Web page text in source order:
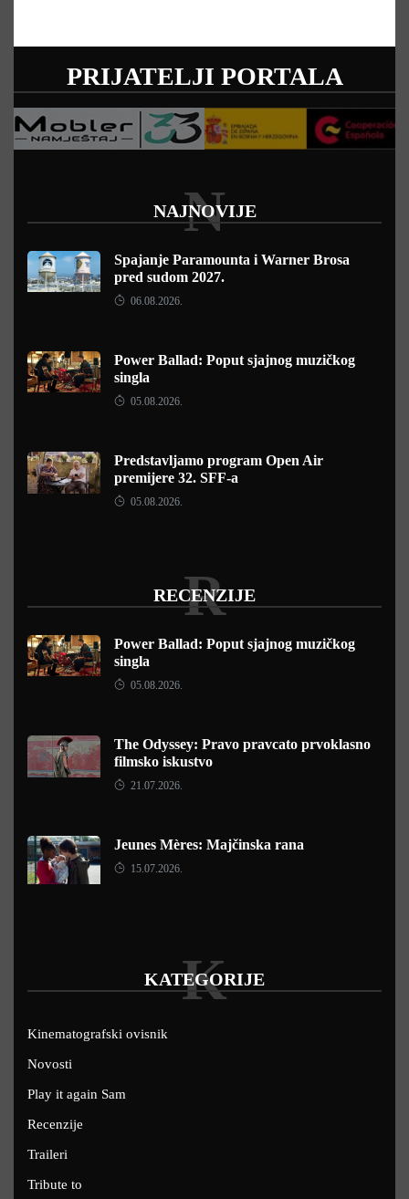
PRIJATELJI PORTALA
NAJNOVIJE
N
Spajanje Paramounta i Warner Brosa
pred sudom 2027.
06.08.2026.
Power Ballad: Poput sjajnog muzičkog
singla
05.08.2026.
Predstavljamo program Open Air
premijere 32. SFF-a
05.08.2026.
RECENZIJE
R
Power Ballad: Poput sjajnog muzičkog
singla
05.08.2026.
The Odyssey: Pravo pravcato prvoklasno
filmsko iskustvo
21.07.2026.
Jeunes Mères: Majčinska rana
15.07.2026.
KATEGORIJE
K
Kinematografski ovisnik
Novosti
Play it again Sam
Recenzije
Traileri
Tribute to